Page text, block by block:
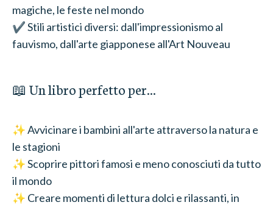
magiche, le feste nel mondo
✔️ Stili artistici diversi: dall'impressionismo al
fauvismo, dall'arte giapponese all'Art Nouveau
📖 Un libro perfetto per...
✨ Avvicinare i bambini all'arte attraverso la natura e
le stagioni
✨ Scoprire pittori famosi e meno conosciuti da tutto
il mondo
✨ Creare momenti di lettura dolci e rilassanti, in